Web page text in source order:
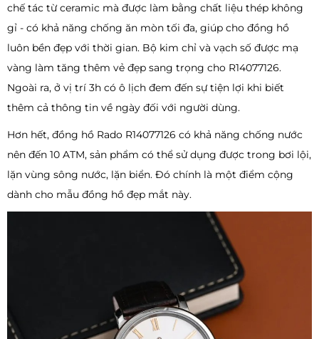
chế tác từ ceramic mà được làm bằng chất liệu thép không
gỉ - có khả năng chống ăn mòn tối đa, giúp cho đồng hồ
luôn bền đẹp với thời gian. Bộ kim chỉ và vạch số được mạ
vàng làm tăng thêm vẻ đẹp sang trọng cho R14077126.
Ngoài ra, ở vị trí 3h có ô lịch đem đến sự tiện lợi khi biết
thêm cả thông tin về ngày đối với người dùng.
Hơn hết, đồng hồ Rado R14077126 có khả năng chống nước
nên đến 10 ATM, sản phẩm có thể sử dụng được trong bơi lội,
lặn vùng sông nước, lặn biển. Đó chính là một điểm cộng
dành cho mẫu đồng hồ đẹp mắt này.